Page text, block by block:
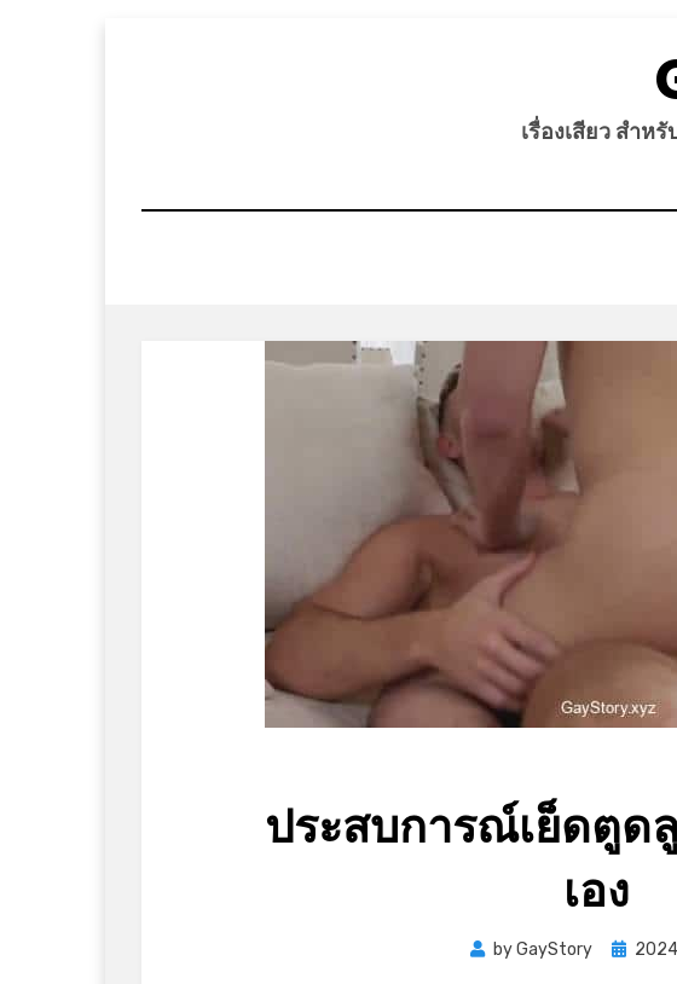
เรื่องเสียว สำห
ประสบการณ์เย็ดตูด
เอง
byGayStory
Posted